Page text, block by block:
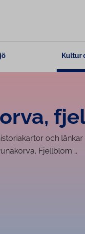
Kultur
och
Fjellblom….